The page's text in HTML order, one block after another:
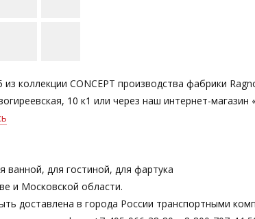
из коллекции CONCEPT производства фабрики
10 к1 или через наш интернет-
для гостиной, для фартука
и Московской области.
доставлена в города России транспортными